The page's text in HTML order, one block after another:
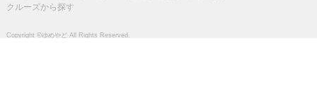
クルーズから探す
Copyright ©ゆめやど All Rights Reserved.